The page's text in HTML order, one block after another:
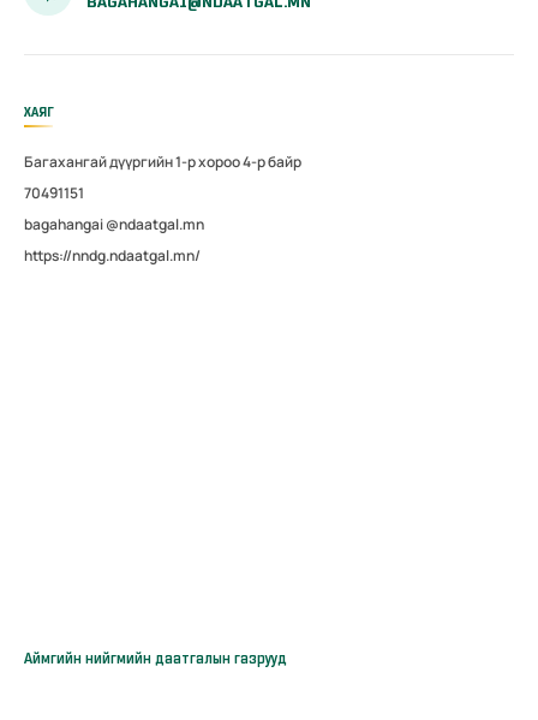
ХАЯГ
Багахангай дүүргийн 1-р хороо 4-р байр
70491151
bagahangai @ndaatgal.mn
https://nndg.ndaatgal.mn/
Аймгийн нийгмийн даатгалын газрууд